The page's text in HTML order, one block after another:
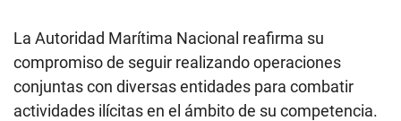
La Autoridad Marítima Nacional reafirma su
compromiso de seguir realizando operaciones
conjuntas con diversas entidades para combatir
actividades ilícitas en el ámbito de su competencia.